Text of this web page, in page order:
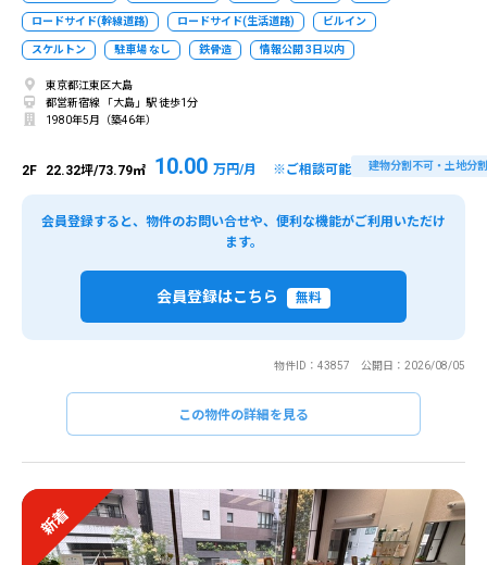
ロードサイド(幹線道路) ロードサイド(生活道路) ビルイン
スケルトン 駐車場 なし 鉄骨造 情報公開 3日以内
東京都江東区大島
都営新宿線 「大島」駅 徒歩1分
1980年5月（築46年）
2F 22.32坪/73.79㎡ 10.00 万円/月 ※ご相談可能 建物分割不可・土地分
会員登録すると、物件のお問い合せや、便利な機能がご利用いただけ
ます。
会員登録はこちら 無料
物件ID：43857 公開日：2026/08/05
この物件の詳細を見る
新着